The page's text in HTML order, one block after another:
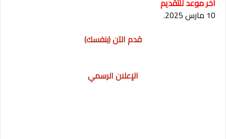
10 مارس 2025.
قدم الآن (بنفسك)
الإعلان الرسمي